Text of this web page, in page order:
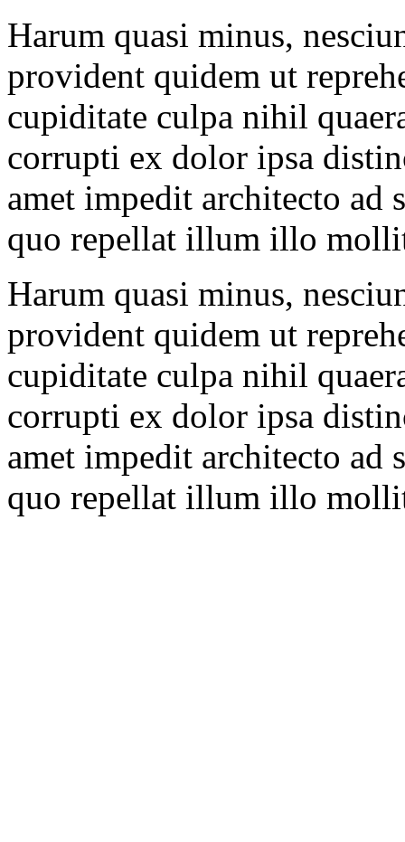
Harum quasi minus,
provident quidem ut
cupiditate culpa nihil
corrupti ex dolor ipsa
amet impedit architecto ad
quo repellat illum illo
Harum quasi minus,
provident quidem ut
cupiditate culpa nihil
corrupti ex dolor ipsa
amet impedit architecto ad
quo repellat illum illo